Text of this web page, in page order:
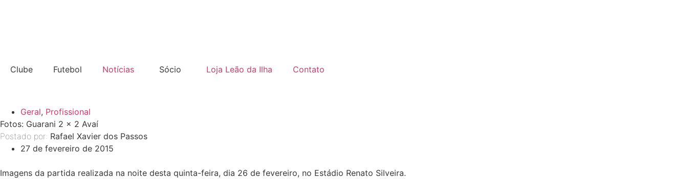
Clube Futebol Notícias Sócio Loja Leão da Ilha Contato
Geral, Profissional
Fotos: Guarani 2 x 2 Avaí
Postado por: Rafael Xavier dos Passos
27 de fevereiro de 2015
Imagens da partida realizada na noite desta quinta-feira, dia 26 de fevereiro, no Estádio Renato Silveira.